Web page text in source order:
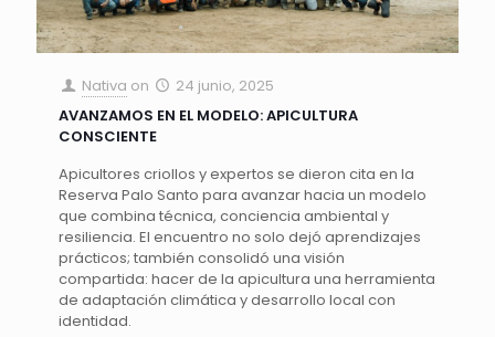
Nativa on
24 junio, 2025
AVANZAMOS EN EL MODELO: APICULTURA
CONSCIENTE
Apicultores criollos y expertos se dieron cita en la
Reserva Palo Santo para avanzar hacia un modelo
que combina técnica, conciencia ambiental y
resiliencia. El encuentro no solo dejó aprendizajes
prácticos; también consolidó una visión
compartida: hacer de la apicultura una herramienta
de adaptación climática y desarrollo local con
identidad.